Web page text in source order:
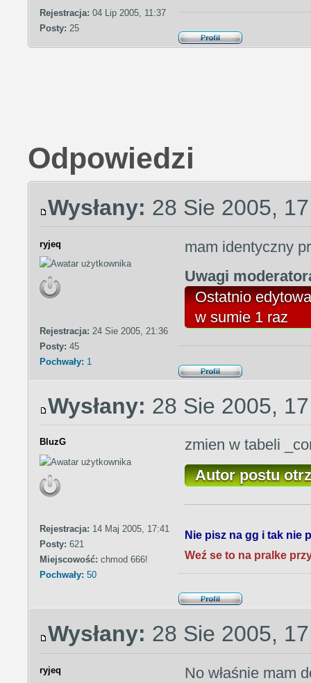
Rejestracja: 04 Lip 2005, 11:37
Posty: 25
Odpowiedzi
Wysłany: 28 Sie 2005,
ryjeq
Rejestracja: 24 Sie 2005, 21:36
Posty: 45
Pochwały: 1
mam identyczny
Uwagi
Ostatnio
w sumie 1 raz
Wysłany: 28 Sie 2005,
BluzG
Rejestracja: 14 Maj 2005, 17:41
Posty: 621
Miejscowość: chmod 666!
Pochwały: 50
zmien w tabeli
Autor postu
Nie pisz na gg i tak nie
Weź se to na pralke
Wysłany: 28 Sie 2005,
ryjeq
No właśnie mam